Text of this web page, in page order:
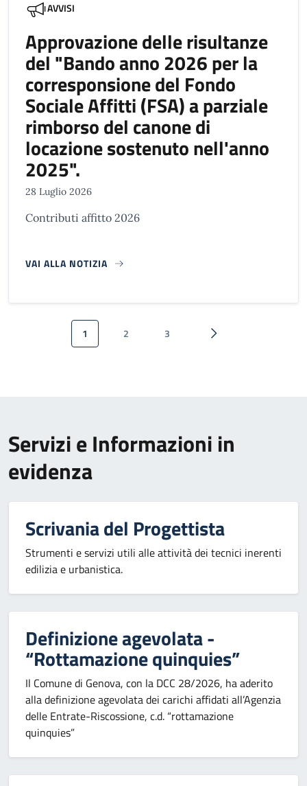
AVVISI
Approvazione delle risultanze
del "Bando anno 2026 per la
corresponsione del Fondo
Sociale Affitti (FSA) a parziale
rimborso del canone di
locazione sostenuto nell'anno
2025".
28 Luglio 2026
Contributi affitto 2026
VAI ALLA NOTIZIA
Paginazione
Pagina attuale
1 Pagina
2 Pagina
3 Pagina successiva
Servizi e Informazioni in
evidenza
Scrivania del Progettista
Strumenti e servizi utili alle attività dei tecnici inerenti
edilizia e urbanistica.
Definizione agevolata -
“Rottamazione quinquies”
Il Comune di Genova, con la DCC 28/2026, ha aderito
alla definizione agevolata dei carichi affidati all’Agenzia
delle Entrate-Riscossione, c.d. “rottamazione
quinquies”